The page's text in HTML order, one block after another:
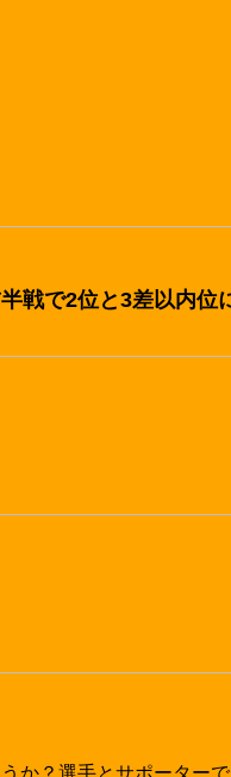
戦で2位と3差以内位
か？選手とサポーター